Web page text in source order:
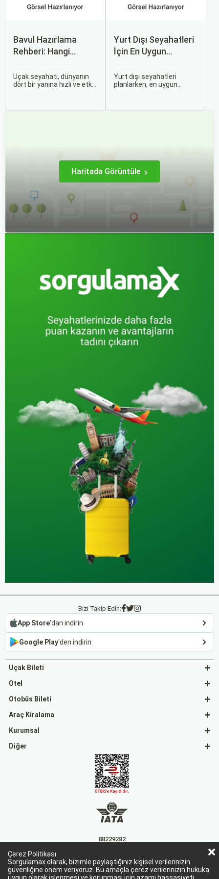
Çerez Politikası
Sorgulamax olarak, bizimle paylaştığınız kişisel verilerinizin
güvenliğine önem veriyoruz. Bu amaçla çerez verilerinizin hukuka
Bavul Hazırlama
Rehberi: Hangi
Alınmalı?
Uçak seyahati, dünyanın
dört bir yanına hızlı ve etkili
Yurt Dışı Seyahatleri
İçin En Uygun
Yurt dışı seyahatleri
planlarken, en uygun
Haritada Görüntüle
Bizi Takip Edin:
App Store'dan indirin
Google Play'den indirin
Uçak Bileti
Otel
Otobüs Bileti
Araç Kiralama
Kurumsal
Diğer
88229282
15863